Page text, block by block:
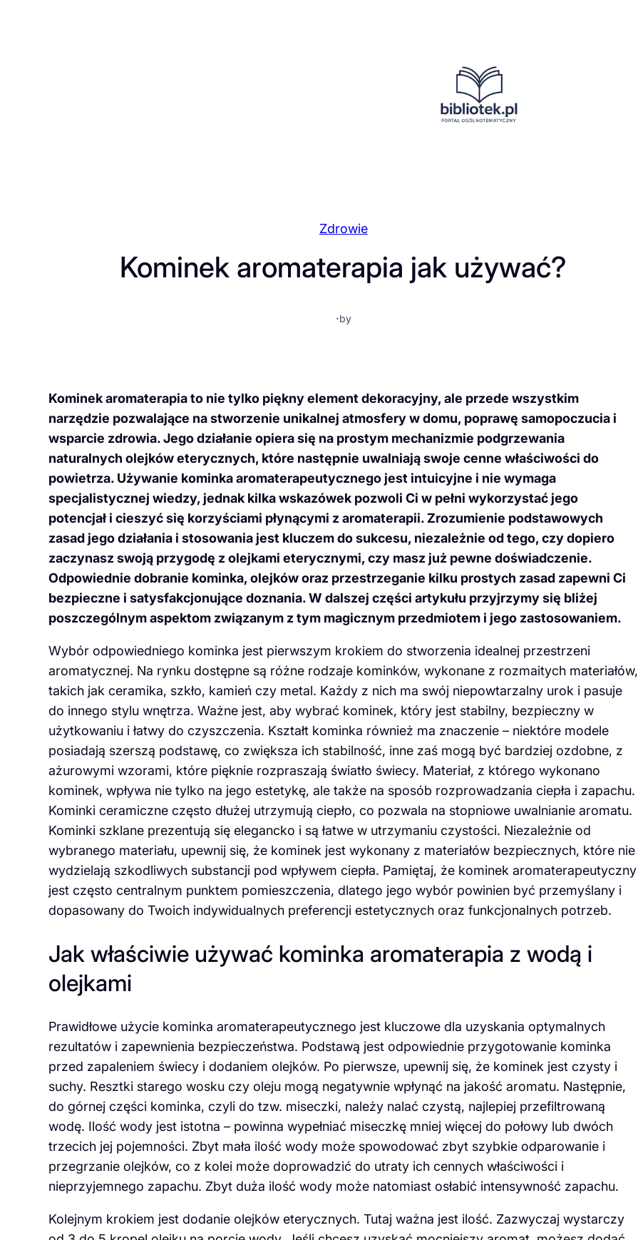
Zdrowie
Kominek aromaterapia jak używać?
·by
Kominek aromaterapia to nie tylko piękny element dekoracyjny, ale przede wszystkim
narzędzie pozwalające na stworzenie unikalnej atmosfery w domu, poprawę samopoczucia i
wsparcie zdrowia. Jego działanie opiera się na prostym mechanizmie podgrzewania
naturalnych olejków eterycznych, które następnie uwalniają swoje cenne właściwości do
powietrza. Używanie kominka aromaterapeutycznego jest intuicyjne i nie wymaga
specjalistycznej wiedzy, jednak kilka wskazówek pozwoli Ci w pełni wykorzystać jego
potencjał i cieszyć się korzyściami płynącymi z aromaterapii. Zrozumienie podstawowych
zasad jego działania i stosowania jest kluczem do sukcesu, niezależnie od tego, czy dopiero
zaczynasz swoją przygodę z olejkami eterycznymi, czy masz już pewne doświadczenie.
Odpowiednie dobranie kominka, olejków oraz przestrzeganie kilku prostych zasad zapewni Ci
bezpieczne i satysfakcjonujące doznania. W dalszej części artykułu przyjrzymy się bliżej
poszczególnym aspektom związanym z tym magicznym przedmiotem i jego zastosowaniem.
Wybór odpowiedniego kominka jest pierwszym krokiem do stworzenia idealnej przestrzeni
aromatycznej. Na rynku dostępne są różne rodzaje kominków, wykonane z rozmaitych materiałów,
takich jak ceramika, szkło, kamień czy metal. Każdy z nich ma swój niepowtarzalny urok i pasuje
do innego stylu wnętrza. Ważne jest, aby wybrać kominek, który jest stabilny, bezpieczny w
użytkowaniu i łatwy do czyszczenia. Kształt kominka również ma znaczenie – niektóre modele
posiadają szerszą podstawę, co zwiększa ich stabilność, inne zaś mogą być bardziej ozdobne, z
ażurowymi wzorami, które pięknie rozpraszają światło świecy. Materiał, z którego wykonano
kominek, wpływa nie tylko na jego estetykę, ale także na sposób rozprowadzania ciepła i zapachu.
Kominki ceramiczne często dłużej utrzymują ciepło, co pozwala na stopniowe uwalnianie aromatu.
Kominki szklane prezentują się elegancko i są łatwe w utrzymaniu czystości. Niezależnie od
wybranego materiału, upewnij się, że kominek jest wykonany z materiałów bezpiecznych, które nie
wydzielają szkodliwych substancji pod wpływem ciepła. Pamiętaj, że kominek aromaterapeutyczny
jest często centralnym punktem pomieszczenia, dlatego jego wybór powinien być przemyślany i
dopasowany do Twoich indywidualnych preferencji estetycznych oraz funkcjonalnych potrzeb.
Jak właściwie używać kominka aromaterapia z wodą i
olejkami
Prawidłowe użycie kominka aromaterapeutycznego jest kluczowe dla uzyskania optymalnych
rezultatów i zapewnienia bezpieczeństwa. Podstawą jest odpowiednie przygotowanie kominka
przed zapaleniem świecy i dodaniem olejków. Po pierwsze, upewnij się, że kominek jest czysty i
suchy. Resztki starego wosku czy oleju mogą negatywnie wpłynąć na jakość aromatu. Następnie,
do górnej części kominka, czyli do tzw. miseczki, należy nalać czystą, najlepiej przefiltrowaną
wodę. Ilość wody jest istotna – powinna wypełniać miseczkę mniej więcej do połowy lub dwóch
trzecich jej pojemności. Zbyt mała ilość wody może spowodować zbyt szybkie odparowanie i
przegrzanie olejków, co z kolei może doprowadzić do utraty ich cennych właściwości i
nieprzyjemnego zapachu. Zbyt duża ilość wody może natomiast osłabić intensywność zapachu.
Kolejnym krokiem jest dodanie olejków eterycznych. Tutaj ważna jest ilość. Zazwyczaj wystarczy